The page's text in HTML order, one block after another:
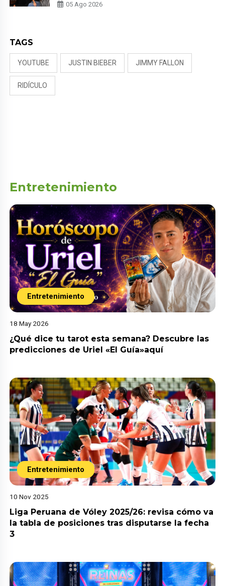
MILETT FIGUEROA: “EL AMOR
PUDO MÁS”
05 Ago 2026
TAGS
YOUTUBE JUSTIN BIEBER JIMMY FALLON
RIDÍCULO
Entretenimiento
Entretenimiento
18 May 2026
¿Qué dice tu tarot esta semana? Descubre las
predicciones de Uriel «El Guía»aquí
Entretenimiento
10 Nov 2025
Liga Peruana de Vóley 2025/26: revisa cómo va
la tabla de posiciones tras disputarse la fecha
3